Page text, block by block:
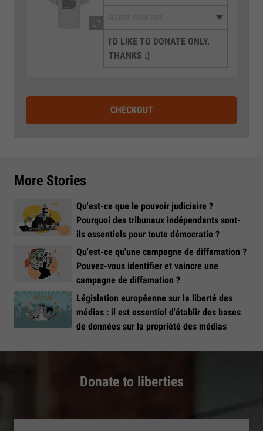
I'D LIKE TO DONATE ONLY,
THANKS :)
CHECKOUT
More Stories
Qu'est-ce que le pouvoir judiciaire ?
Pourquoi des tribunaux indépendants sont-
ils essentiels pour toute démocratie ?
Qu'est-ce qu'une campagne de diffamation ?
Pouvez-vous identifier et vaincre une
campagne de diffamation ?
Législation européenne sur la liberté des
médias : il est essentiel d'établir des bases
de données sur la propriété des médias
Donate to liberties